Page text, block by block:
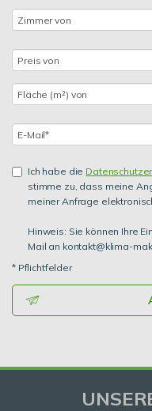
Ich habe die
stimme zu, dass meine
meiner Anfrage
Hinweis: Sie können Ihre
Mail an kontakt@klima-
* Pflichtfelder